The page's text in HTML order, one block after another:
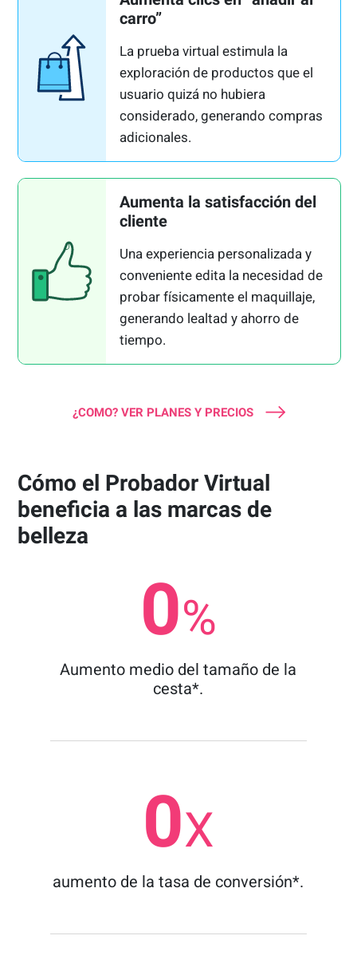
carro”
La prueba virtual estimula la
exploración de productos que el
usuario quizá no hubiera
considerado, generando compras
adicionales.
Aumenta la satisfacción del
cliente
Una experiencia personalizada y
conveniente edita la necesidad de
probar físicamente el maquillaje,
generando lealtad y ahorro de
tiempo.
¿COMO? VER PLANES Y PRECIOS
Cómo el Probador Virtual
beneficia a las marcas de
belleza
0%
Aumento medio del tamaño de la
cesta*.
0X
aumento de la tasa de conversión*.